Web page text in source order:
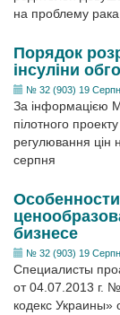
на проблему
Порядок
інсуліни
№ 32 (903) 19
За інформацією
пілотного
регулювання цін
серпня
бизнесе
№ 32 (903) 19
Специалисты
от 04.07.2013 г.
кодекс Украины»